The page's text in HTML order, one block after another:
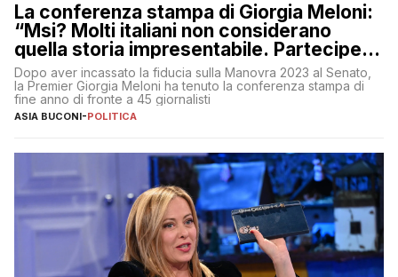
La conferenza stampa di Giorgia Meloni:
“Msi? Molti italiani non considerano
quella storia impresentabile. Parteciperò
al 25 aprile”
Dopo aver incassato la fiducia sulla Manovra 2023 al Senato,
la Premier Giorgia Meloni ha tenuto la conferenza stampa di
fine anno di fronte a 45 giornalisti
ASIA BUCONI-POLITICA